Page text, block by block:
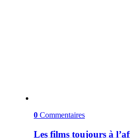
0 Commentaires
Les films toujours à